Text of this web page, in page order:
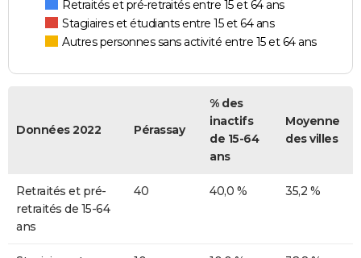
Retraités et pré-retraités entre 15 et 64 ans
Stagiaires et étudiants entre 15 et 64 ans
Autres personnes sans activité entre 15 et 64 ans
Données 2022 Pérassay
% des
inactifs
de 15-64
ans
Moyenne
des villes
Retraités et pré-
retraités de 15-64
ans
40 40,0 % 35,2 %